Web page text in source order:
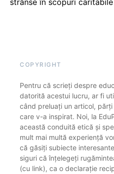
strânse în scopuri caritabile
COPYRIGHT
Pentru că scrieți despre
datorită acestui lucru, ar fi
când preluați un articol,
care v-a inspirat. Noi, la
această conduită etică și
mult mai multă experiență
că găsiți subiecte
siguri că înțelegeți
(cu link), ca o declarație